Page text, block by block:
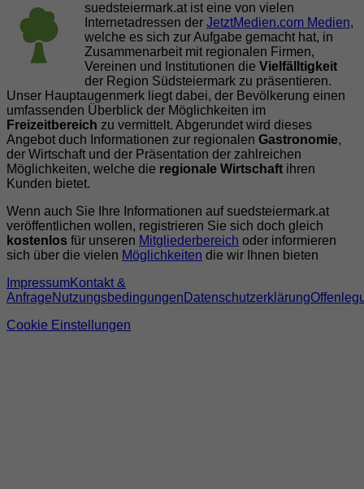
suedsteiermark.at ist eine von vielen
Internetadressen der JetztMedien.com Medien,
welche es sich zur Aufgabe gemacht hat, in
Zusammenarbeit mit regionalen Firmen,
Vereinen und Institutionen die Vielfälltigkeit
der Region Südsteiermark zu präsentieren.
Unser Hauptaugenmerk liegt dabei, der Bevölkerung einen
umfassenden Überblick der Möglichkeiten im
Freizeitbereich zu vermittelt. Abgerundet wird dieses
Angebot duch Informationen zur regionalen Gastronomie,
der Wirtschaft und der Präsentation der zahlreichen
Möglichkeiten, welche die regionale Wirtschaft ihren
Kunden bietet.
Wenn auch Sie Ihre Informationen auf suedsteiermark.at
veröffentlichen wollen, registrieren Sie sich doch gleich
kostenlos für unseren Mitgliederbereich oder informieren
sich über die vielen Möglichkeiten die wir Ihnen bieten
ImpressumKontakt &
AnfrageNutzungsbedingungen Datenschutzerklärung
Cookie Einstellungen